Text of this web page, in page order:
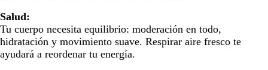
Salud:
Tu cuerpo necesita equilibrio: moderación en todo,
hidratación y movimiento suave. Respirar aire fresco te
ayudará a reordenar tu energía.